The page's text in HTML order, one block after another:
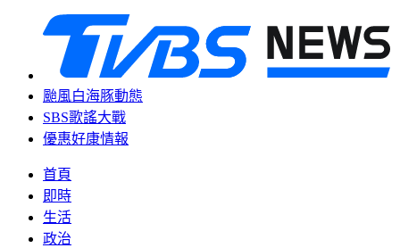
颱風白海豚動態
SBS歌謠大戰
優惠好康情報
首頁
即時
生活
政治